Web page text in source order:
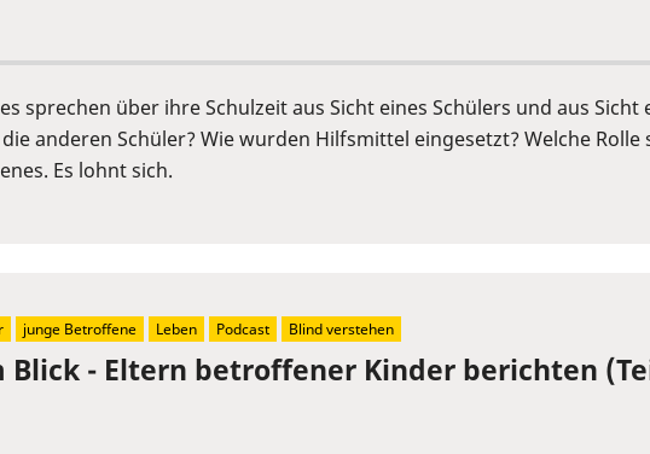
sprechen über ihre Schulzeit aus Sicht eines Schülers und aus
anderen Schüler? Wie wurden Hilfsmittel eingesetzt? Welche
Es lohnt sich.
- Eltern betroffener Kinder berichten
junge Betroffene Leben Podcast Blind verstehen